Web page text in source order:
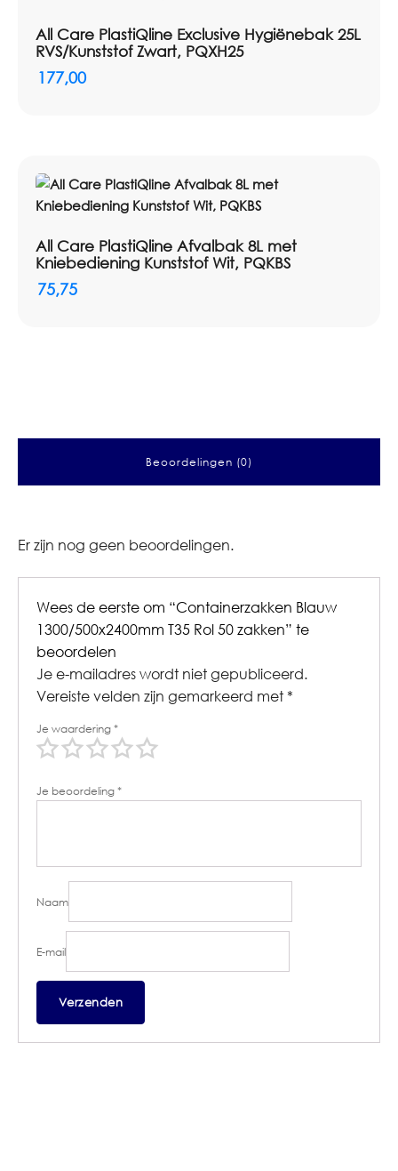
All Care PlastiQline Exclusive Hygiënebak 25L
RVS/Kunststof Zwart, PQXH25
177,00
All Care PlastiQline Afvalbak 8L met
Kniebediening Kunststof Wit, PQKBS
75,75
Beoordelingen (0)
Er zijn nog geen beoordelingen.
Wees de eerste om “Containerzakken Blauw
1300/500x2400mm T35 Rol 50 zakken” te
beoordelen
Je e-mailadres wordt niet gepubliceerd.
Vereiste velden zijn gemarkeerd met *
Je waardering*
Je beoordeling*
Naam
E-mail